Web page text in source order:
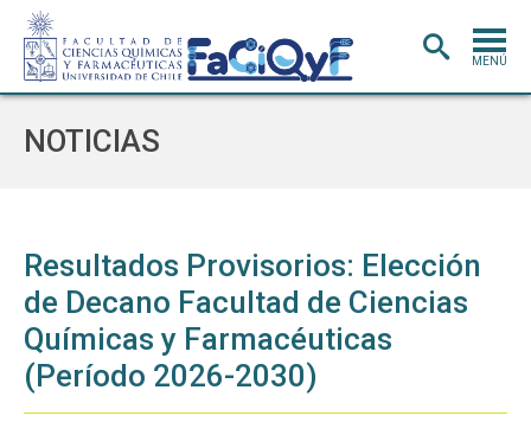
MENÚ
POSTGRADO
INVESTIGACIÓNE INNOVACIÓN
EXTENSIÓNY VINCULACIÓN
BIBLIOTECA
NOTICIAS
Resultados Provisorios: Elección
de Decano Facultad de Ciencias
Químicas y Farmacéuticas
(Período 2026-2030)